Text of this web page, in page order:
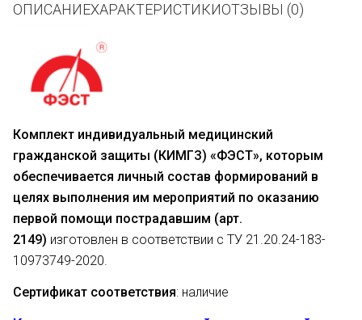
ОПИСАНИЕХАРАКТЕРИСТИКИОТЗЫВЫ (0)
Комплект индивидуальный медицинский
гражданской защиты (КИМГЗ) «ФЭСТ», которым
обеспечивается личный состав формирований в
целях выполнения им мероприятий по оказанию
первой помощи пострадавшим (арт.
2149) изготовлен в соответствии с ТУ 21.20.24-183-
10973749-2020.
Сертификат соответствия: наличие